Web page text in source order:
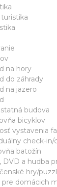
turistika
na hory
do záhrady
na jazero
budova
bicyklov
vystavenia
check-
batožín
DVD a hudba
hry/
pre domácich